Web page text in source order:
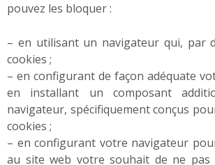
pouvez les bloquer :
– en utilisant un navigateur qui, par
cookies ;
– en configurant de façon adéquate
en installant un composant
navigateur, spécifiquement conçus
cookies ;
– en configurant votre navigateur
au site web votre souhait de ne pas